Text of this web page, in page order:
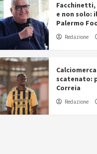
Facchinetti,
e non solo:
Palermo
Redazione
scatenato:
Correia
Redazione